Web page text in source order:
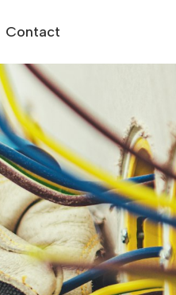
Contact